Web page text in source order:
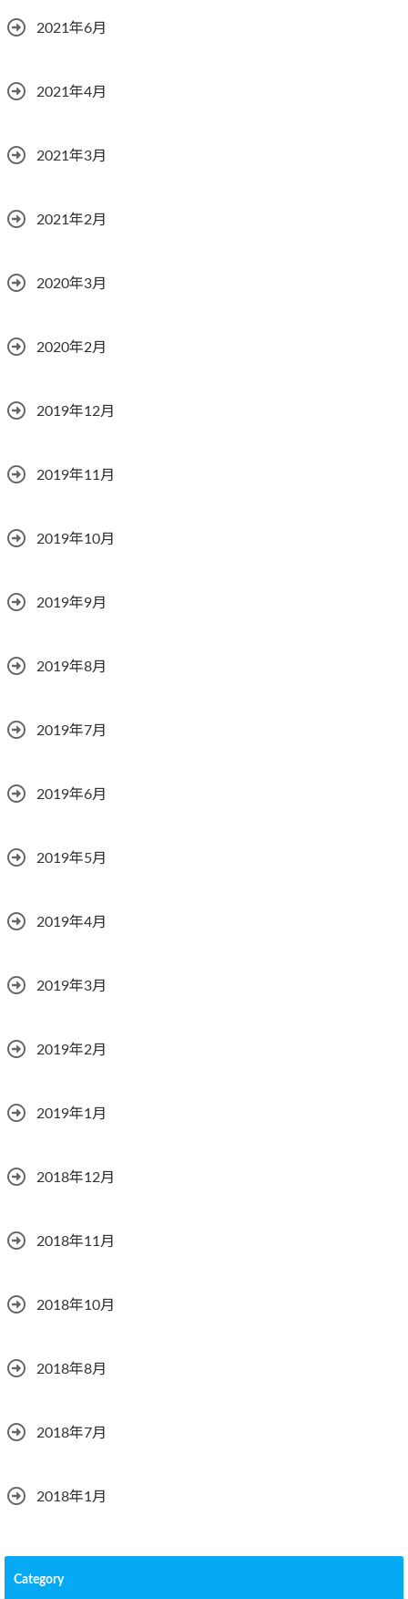
2021年6月
2021年4月
2021年3月
2021年2月
2020年3月
2020年2月
2019年12月
2019年11月
2019年10月
2019年9月
2019年8月
2019年7月
2019年6月
2019年5月
2019年4月
2019年3月
2019年2月
2019年1月
2018年12月
2018年11月
2018年10月
2018年8月
2018年7月
2018年1月
Category